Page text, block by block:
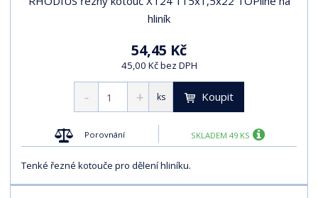
hliník
54,45 Kč
45,00 Kč bez DPH
ks Koupit
Porovnání SKLADEM 49 KS
Tenké řezné kotouče pro dělení hliníku.